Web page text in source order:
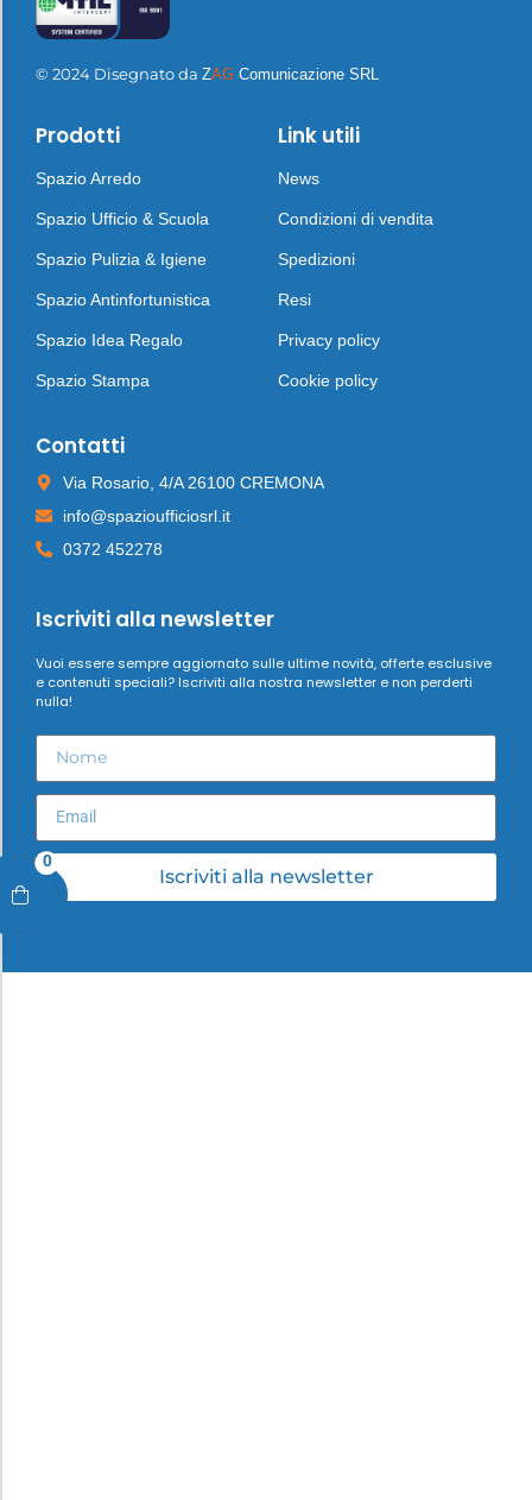
0
© 2024 Disegnato da ZAG Comunicazione SRL
Prodotti
Spazio Arredo
Spazio Ufficio & Scuola
Spazio Pulizia & Igiene
Spazio Antinfortunistica
Spazio Idea Regalo
Spazio Stampa
Link utili
News
Condizioni di vendita
Spedizioni
Resi
Privacy policy
Cookie policy
Contatti
Via Rosario, 4/A 26100 CREMONA
info@spazioufficiosrl.it
0372 452278
Iscriviti alla newsletter
Vuoi essere sempre aggiornato sulle ultime novità, offerte esclusive
e contenuti speciali? Iscriviti alla nostra newsletter e non perderti
nulla!
Iscriviti alla newsletter